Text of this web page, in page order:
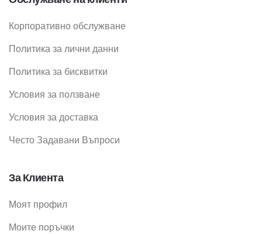
Корпоративно обслужване
Политика за лични данни
Политика за бисквитки
Условия за ползване
Условия за доставка
Често Задавани Въпроси
За Клиента
Моят профил
Моите поръчки